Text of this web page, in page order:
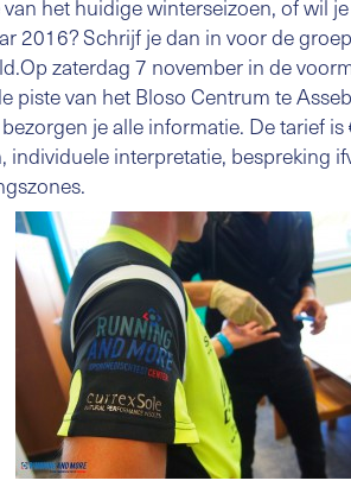
2016? Schrijf je dan in voor de
zaterdag 7 november in de
piste van het Bloso Centrum te
je alle informatie. De tarief
interpretatie, bespreking